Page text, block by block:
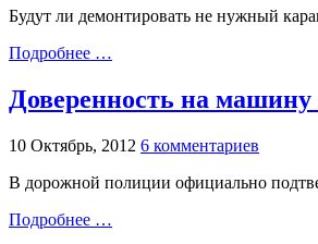
Будут ли демонтировать не нужный
Подробнее …
Доверенность на
10 Октябрь, 2012 6 комментариев
В дорожной полиции официально
Подробнее …